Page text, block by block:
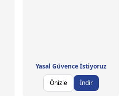
Yasal Güvence İstiyoruz
Önizle
İndir